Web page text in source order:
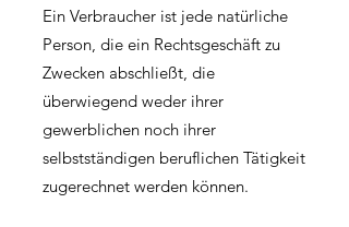
Ein Verbraucher ist jede natürliche
Person, die ein Rechtsgeschäft zu
Zwecken abschließt, die
überwiegend weder ihrer
gewerblichen noch ihrer
selbstständigen beruflichen Tätigkeit
zugerechnet werden können.